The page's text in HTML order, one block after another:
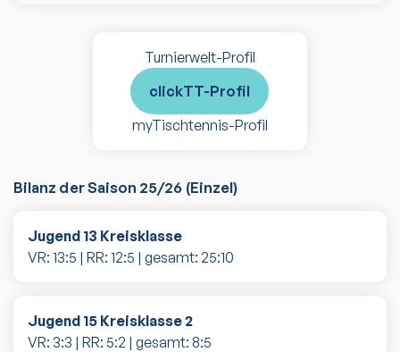
Turnierwelt-Profil
clickTT-Profil
myTischtennis-Profil
Bilanz der Saison 25/26 (Einzel)
Jugend 13 Kreisklasse
VR: 13:5 | RR: 12:5 | gesamt: 25:10
Jugend 15 Kreisklasse 2
VR: 3:3 | RR: 5:2 | gesamt: 8:5